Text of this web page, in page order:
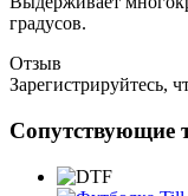
градусов.
Отзыв
Зарегистрируйтесь,
Сопутствующие